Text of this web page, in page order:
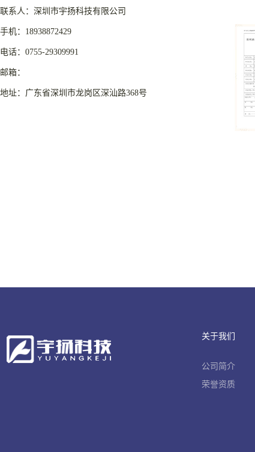
联系人：深圳市宇扬科技有限公司
手机：18938872429
电话：0755-29309991
邮箱：
地址：广东省深圳市龙岗区深汕路368号
关于我们
公司简介
荣誉资质